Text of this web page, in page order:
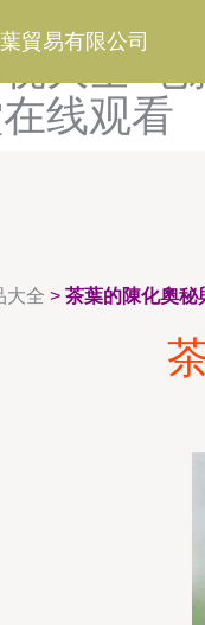
免费下
线观看
貿易有限公司
大全 > 茶葉的陳化奧秘